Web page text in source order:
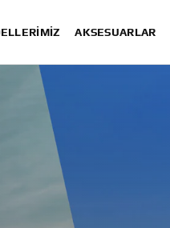
AKSESUARLAR